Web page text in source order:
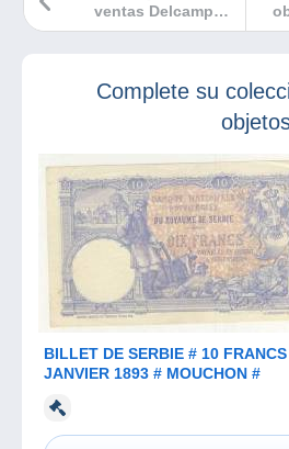
ventas Delcampe
diciembre 2022
Complete su
BILLET DE SERBIE # 10 FRANCS #
JANVIER 1893 # MOUCHON #